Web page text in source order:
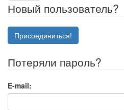
Новый пользователь?
Присоединиться!
Потеряли пароль?
E-mail: